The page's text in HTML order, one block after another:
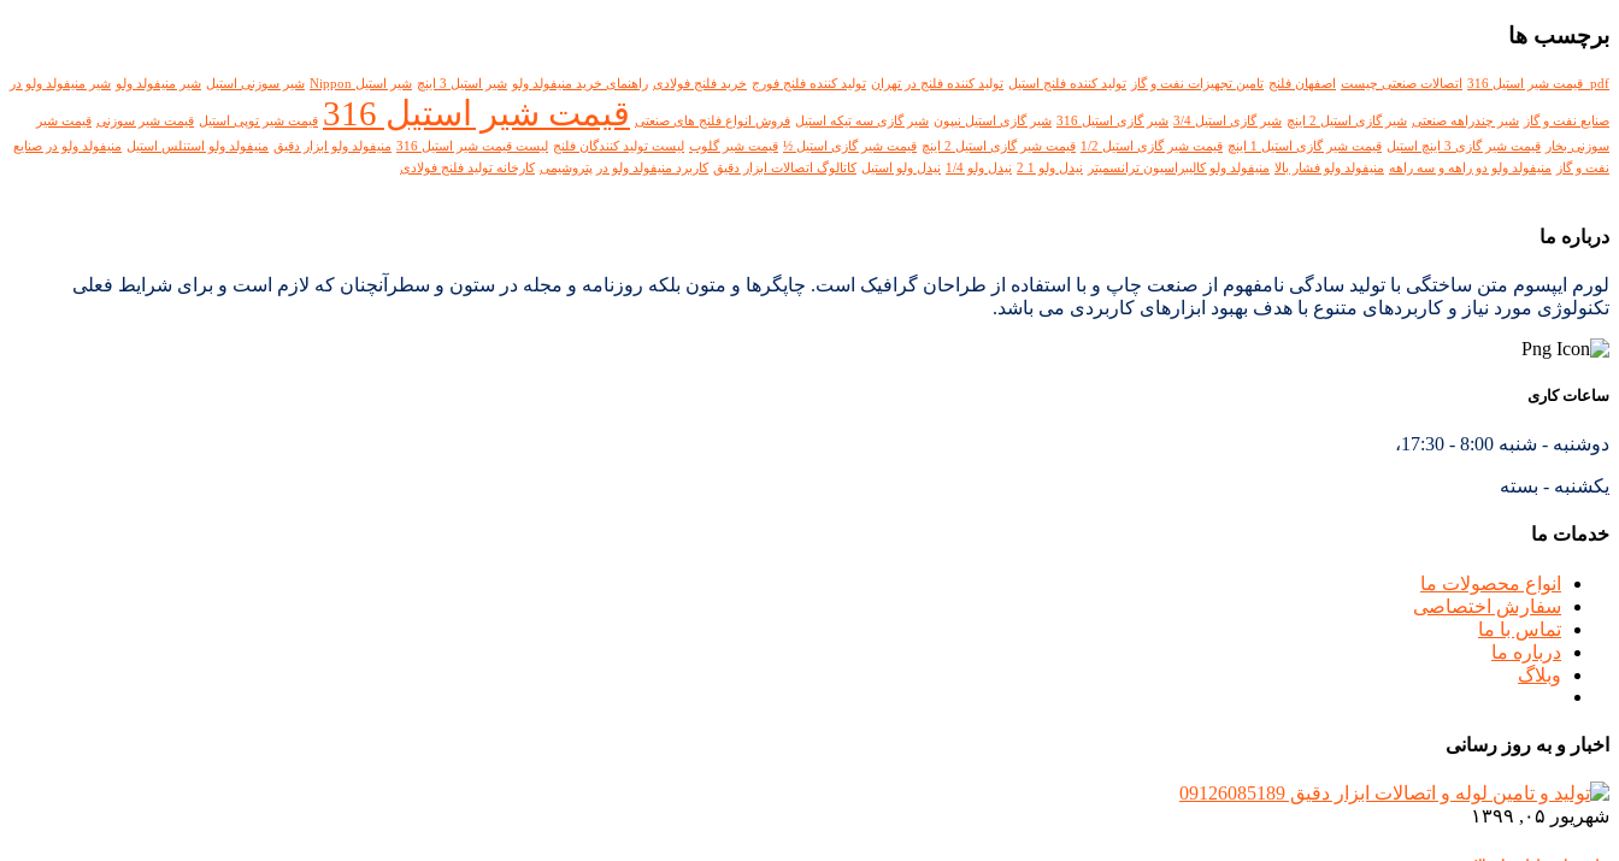
برچسب ها
pdf قیمت شیر استیل 316 اتصالات صنعتی چیست اصفهان فلنج تامین تجهیزات نفت و گاز تولید کننده فلنج استیل تولید کننده فلنج در تهران تولید کننده فلنج فورج خرید فلنج فولادی راهنمای خرید منیفولد ولو شیر استیل 3 اینچ شیر استیل Nippon شیر سوزنی استیل شیر منیفولد ولو شیر منیفولد ولو در
صنایع نفت و گاز شیر چندراهه صنعتی شیر گازی استیل 2 اینچ شیر گازی استیل 3/4 شیر گازی استیل 316 شیر گازی استیل نیپون شیر گازی سه تیکه استیل فروش انواع فلنج های صنعتی قیمت شیر استیل 316 قیمت شیر توپی استیل قیمت شیر سوزنی قیمت شیر
سوزنی بخار
قیمت شیر گازی 3 اینچ استیل قیمت شیر گازی استیل 1 اینچ قیمت شیر گازی استیل 1/2 قیمت شیر گازی استیل 2 اینچ قیمت شیر گازی استیل ½ قیمت شیر گلوب لیست تولید کنندگان فلنج لیست قیمت شیر استیل 316 منیفولد ولو ابزار دقیق منیفولد ولو استنلس استیل منیفولد ولو در صنایع
نفت و گاز
منیفولد ولو دو راهه و سه راهه منیفولد ولو فشار بالا منیفولد ولو کالیبراسیون ترانسمیتر نیدل ولو 1 2 نیدل ولو 1/4 نیدل ولو استیل کاتالوگ اتصالات ابزار دقیق کاربرد منیفولد ولو در پتروشیمی کارخانه تولید فلنج فولادی
درباره ما
لورم ایپسوم متن ساختگی با تولید سادگی نامفهوم از صنعت چاپ و با استفاده از طراحان گرافیک است. چاپگرها و متون بلکه روزنامه و مجله در ستون و سطرآنچنان که لازم است و برای شرایط فعلی
تکنولوژی مورد نیاز و کاربردهای متنوع با هدف بهبود ابزارهای کاربردی می باشد.
ساعات کاری
دوشنبه - شنبه 8:00 - 17:30،
یکشنبه - بسته
خدمات ما
انواع محصولات ما
سفارش اختصاصی
تماس با ما
درباره ما
وبلاگ
اخبار و به روز رسانی
شهریور ۰۵, ۱۳۹۹